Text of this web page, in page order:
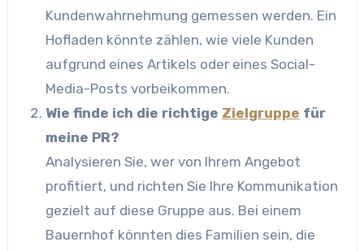
Kundenwahrnehmung gemessen werden. Ein
Hofladen könnte zählen, wie viele Kunden
aufgrund eines Artikels oder eines Social-
Media-Posts vorbeikommen.
Wie finde ich die richtige Zielgruppe für
meine PR?
Analysieren Sie, wer von Ihrem Angebot
profitiert, und richten Sie Ihre Kommunikation
gezielt auf diese Gruppe aus. Bei einem
Bauernhof könnten dies Familien sein, die